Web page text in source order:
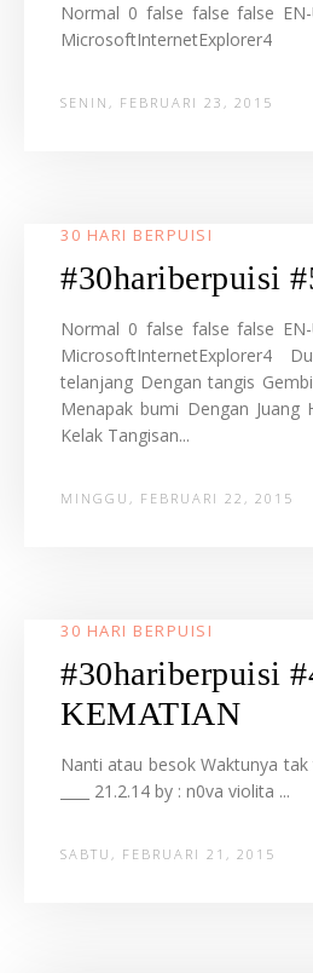
Normal 0 false false false EN-
MicrosoftInternetExplorer4
SENIN, FEBRUARI 23, 2015
30 HARI BERPUISI
#30hariberpuisi
Normal 0 false false false EN-
MicrosoftInternetExplorer4
telanjang Dengan tangis
Menapak bumi Dengan Juang
Kelak Tangisan...
MINGGU, FEBRUARI 22, 2015
30 HARI BERPUISI
#30hariberpuisi
KEMATIAN
Nanti atau besok Waktunya
____ 21.2.14 by : n0va violita ...
SABTU, FEBRUARI 21, 2015